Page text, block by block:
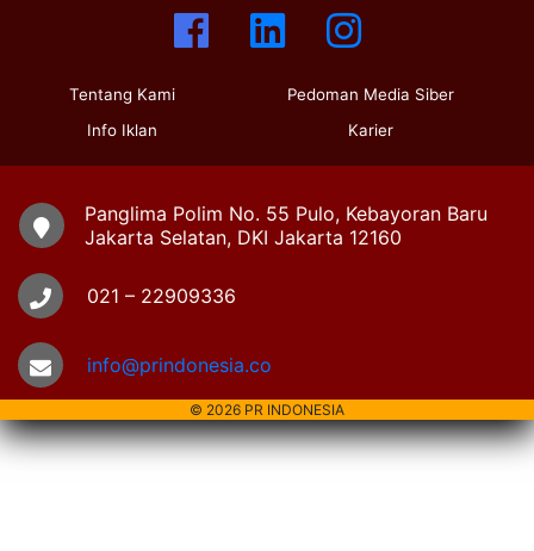
Tentang Kami
Info Iklan
Pedoman Media Siber
Karier
Panglima Polim No. 55 Pulo, Kebayoran Baru
Jakarta Selatan, DKI Jakarta 12160
021 – 22909336
info@prindonesia.co
© 2026 PR INDONESIA